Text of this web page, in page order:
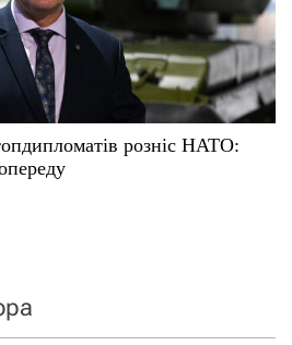
розніс НАТО: